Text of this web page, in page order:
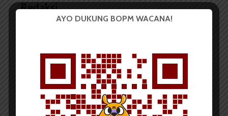
Redaksi
Universitas Sumatera Utara (USU).
LIHAT SEMUA ARTIKEL
AYO DUKUNG BOPM WACANA!